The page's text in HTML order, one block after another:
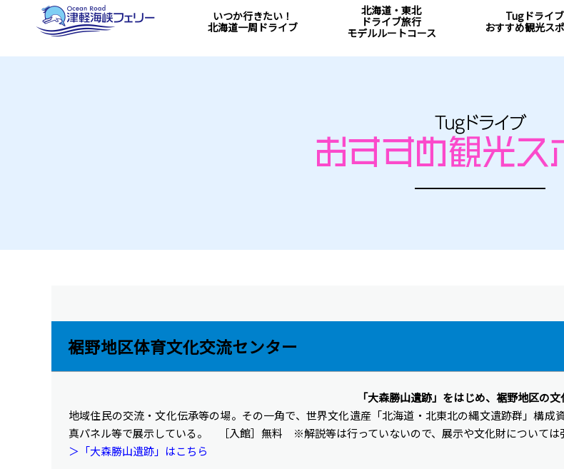
いつか行きたい！
北海道一周ドライブ
北海道・東北
ドライブ旅行
モデルルートコース
Tugドライブ
おすすめ観光ス
裾野地区体育文化交流センター
「大森勝山遺跡」をはじめ、裾野地区の
地域住民の交流・文化伝承等の場。その一角で、世界文化遺産「北海道・北東北の縄文遺跡群」構
真パネル等で展示している。 ［入館］無料 ※解説等は行っていないので、展示や文化財については
＞「大森勝山遺跡」はこちら